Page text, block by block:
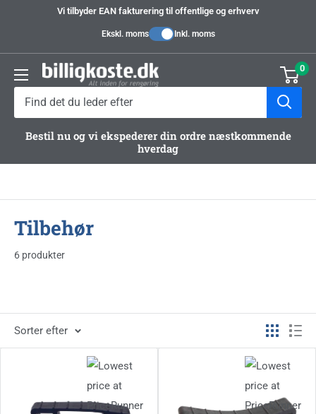
Vi tilbyder EAN fakturering til offentlige og erhverv
Ekskl. moms Inkl. moms
Billigkoste.dk 0
Bestil nu og vi ekspederer din ordre næstkommende
hverdag
Tilbehør
6 produkter
Sorter efter